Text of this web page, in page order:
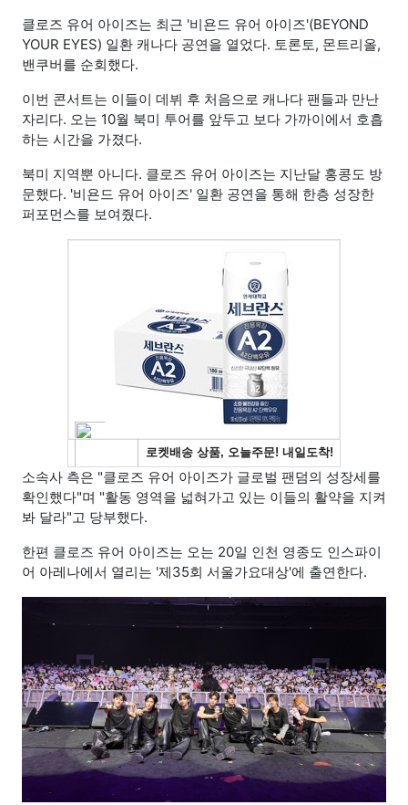
클로즈 유어 아이즈는 최근 '비욘드 유어 아이즈'(BEYOND
YOUR EYES) 일환 캐나다 공연을 열었다. 토론토, 몬트리올,
밴쿠버를 순회했다.
이번 콘서트는 이들이 데뷔 후 처음으로 캐나다 팬들과 만난
자리다. 오는 10월 북미 투어를 앞두고 보다 가까이에서 호흡
하는 시간을 가졌다.
북미 지역뿐 아니다. 클로즈 유어 아이즈는 지난달 홍콩도 방
문했다. '비욘드 유어 아이즈' 일환 공연을 통해 한층 성장한
퍼포먼스를 보여줬다.
소속사 측은 "클로즈 유어 아이즈가 글로벌 팬덤의 성장세를
확인했다"며 "활동 영역을 넓혀가고 있는 이들의 활약을 지켜
봐 달라"고 당부했다.
한편 클로즈 유어 아이즈는 오는 20일 인천 영종도 인스파이
어 아레나에서 열리는 '제35회 서울가요대상'에 출연한다.